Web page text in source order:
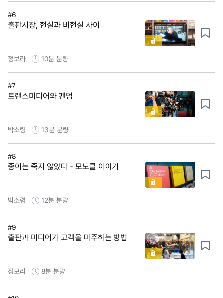
#6
출판시장, 현실과 비현실 사이
정보라 10분 분량
#7
트랜스미디어와 팬덤
박소령 13분 분량
#8
종이는 죽지 않았다 - 모노클 이야기
박소령 12분 분량
#9
출판과 미디어가 고객을 마주하는 방법
정보라 8분 분량